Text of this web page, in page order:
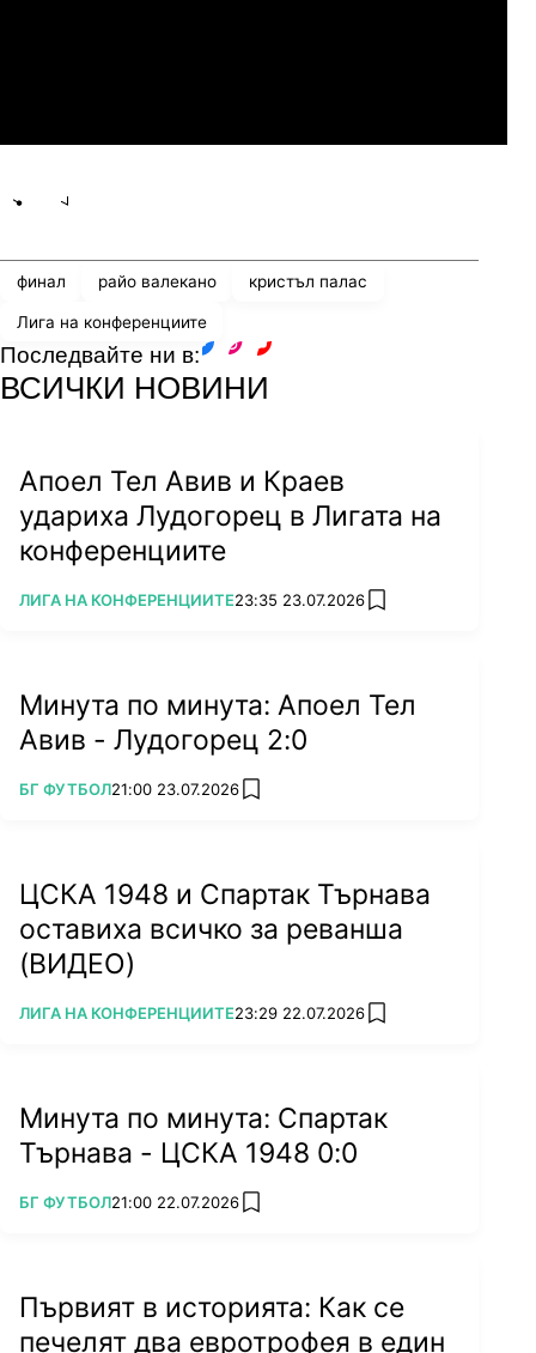
финал райо валекано кристъл палас
Лига на конференциите
Последвайте ни в:
ВСИЧКИ НОВИНИ
Апоел Тел Авив и Краев
удариха Лудогорец в Лигата на
конференциите
ПОВЕЧЕ ОТ
ЛИГА НА КОНФЕРЕНЦИИТЕ23:35 23.07.2026 add favorites
Минута по минута: Апоел Тел
Авив - Лудогорец 2:0
ПОВЕЧЕ ОТ
БГ ФУТБОЛ21:00 23.07.2026 add favorites
ЦСКА 1948 и Спартак Търнава
оставиха всичко за реванша
(ВИДЕО)
ПОВЕЧЕ ОТ
ЛИГА НА КОНФЕРЕНЦИИТЕ23:29 22.07.2026 add favorites
Минута по минута: Спартак
Търнава - ЦСКА 1948 0:0
ПОВЕЧЕ ОТ
БГ ФУТБОЛ21:00 22.07.2026 add favorites
Първият в историята: Как се
печелят два евротрофея в един